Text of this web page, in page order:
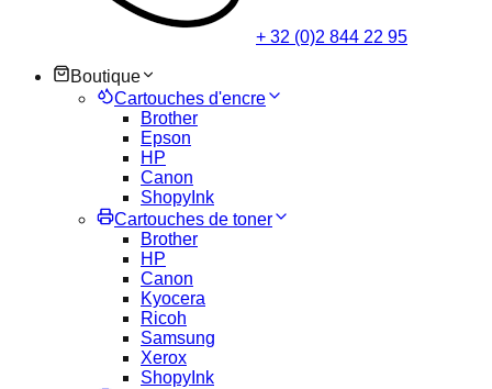
+ 32 (0)2 844 22 95
Boutique
Cartouches d'encre
Brother
Epson
HP
Canon
ShopyInk
Cartouches de toner
Brother
HP
Canon
Kyocera
Ricoh
Samsung
Xerox
ShopyInk